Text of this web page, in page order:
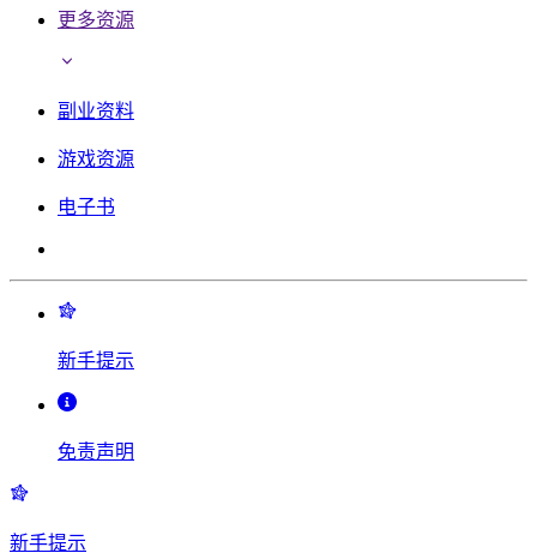
更多资源
副业资料
游戏资源
电子书
新手提示
免责声明
新手提示